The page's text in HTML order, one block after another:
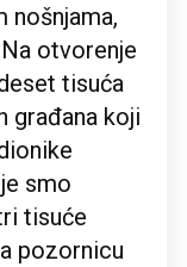
nošnjama,
otvorenje
tisuća
građana koji
smo
tisuće
pozornicu